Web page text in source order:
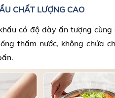
CHẤT LƯỢNG CAO
có độ dày ấn tượng
thấm nước, không chứa